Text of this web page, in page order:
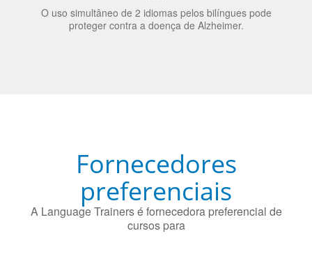
O uso simultâneo de 2 idiomas pelos bilíngues pode
proteger contra a doença de Alzheimer.
Fornecedores
preferenciais
A Language Trainers é fornecedora preferencial de
cursos para